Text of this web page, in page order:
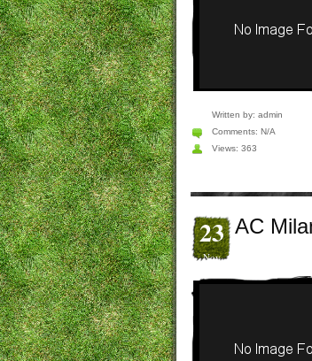
Written by: admin
Comments: N/A
Views: 363
23
Nov
AC